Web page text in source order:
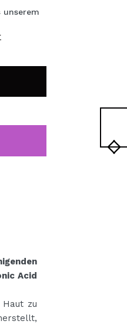
Acid
zu